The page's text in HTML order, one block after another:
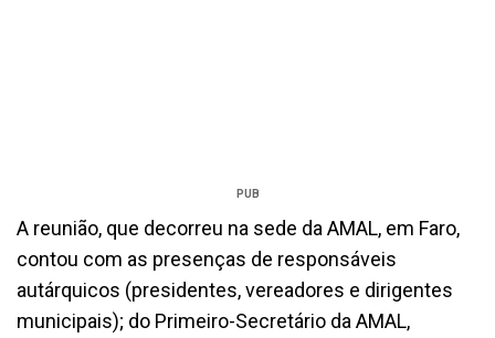
PUB
A reunião, que decorreu na sede da AMAL, em Faro,
contou com as presenças de responsáveis
autárquicos (presidentes, vereadores e dirigentes
municipais); do Primeiro-Secretário da AMAL,